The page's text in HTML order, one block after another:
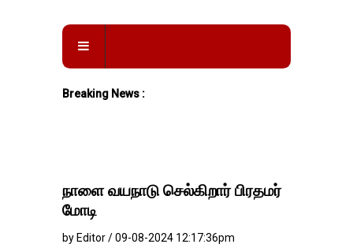
Breaking News :
நாளை வயநாடு செல்கிறார் பிரதமர்
மோடி
by Editor / 09-08-2024 12:17:36pm